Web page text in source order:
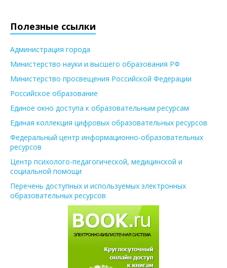
Полезные ссылки
Администрация города
Министерство науки и высшего образования РФ
Министерство просвещения Российской Федерации
Российское образование
Единое окно доступа к образовательным ресурсам
Единая коллекция цифровых образовательных ресурсов
Федеральный центр информационно-образовательных
ресурсов
Центр психолого-педагогической, медицинской и
социальной помощи
Перечень доступных и используемых электронных
образовательных ресурсов